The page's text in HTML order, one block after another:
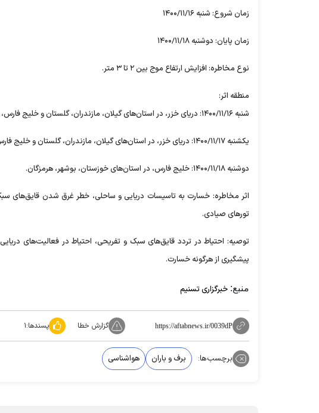
زمان شروع: شنبه ۱۴۰۰/۱۱/۱۶
زمان پایان: دوشنبه ۱۴۰۰/۱۱/۱۸
نوع مخاطره: افزایش ارتفاع موج بین ۲ تا ۳ متر.
منطقه اثر:
شنبه ۱۴۰۰/۱۱/۱۶: دریای خزر، در استان‌های گیلان، مازندران، گلستان و خلیج فارس، در استان‌های خوزستان، بوشهر، هرمزگان.
یکشنبه ۱۴۰۰/۱۱/۱۷: دریای خزر، در استان‌های گیلان، مازندران، گلستان و خلیج فارس، در استان‌های خوزستان، بوشهر، هرمزگان.
دوشنبه ۱۴۰۰/۱۱/۱۸: خلیج فارس، در استان‌های خوزستان، بوشهر، هرمزگان.
اثر مخاطره: خسارت به تاسیسات دریایی و ساحلی، خطر غرق شدن قایق‌های
تور‌های صیادی.
توصیه: احتیاط در تردد قایق‌های سبک و تفریحی، احتیاط در فعالیت‌های
پیشگیری از هرگونه خسارت.
منبع: خبرگزاری تسنیم
https://aftabnews.ir/0039dP گزارش خطا پسندها:۱
برچسب‌ها: برف و باران هواشناسی